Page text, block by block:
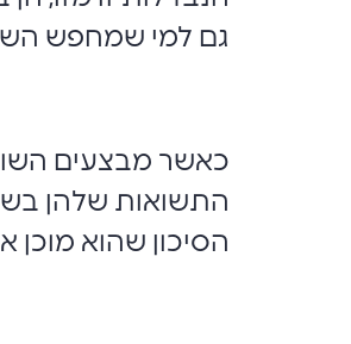
גם למי שמחפש
כאשר מבצעים
התשואות שלהן
הסיכון שהוא מוכן